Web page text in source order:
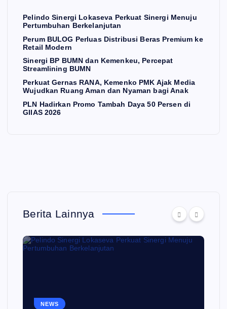
i
n
s
Pelindo Sinergi Lokaseva Perkuat Sinergi Menuju
Pertumbuhan Berkelanjutan
Perum BULOG Perluas Distribusi Beras Premium ke
Retail Modern
Sinergi BP BUMN dan Kemenkeu, Percepat
Streamlining BUMN
Perkuat Gernas RANA, Kemenko PMK Ajak Media
Wujudkan Ruang Aman dan Nyaman bagi Anak
PLN Hadirkan Promo Tambah Daya 50 Persen di
GIIAS 2026
Berita Lainnya
NEWS